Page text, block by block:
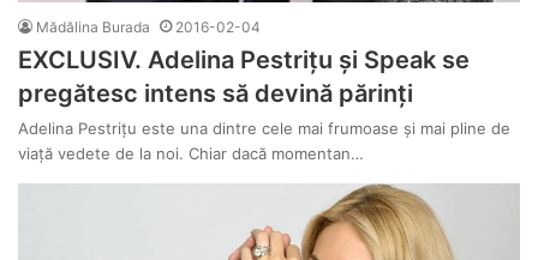
Mădălina Burada 2016-02-04
EXCLUSIV. Adelina Pestrițu și Speak se
pregătesc intens să devină părinți
Adelina Pestrițu este una dintre cele mai frumoase și mai pline de
viață vedete de la noi. Chiar dacă momentan…